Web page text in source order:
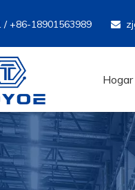
/ +86-18901563989 
Hogar